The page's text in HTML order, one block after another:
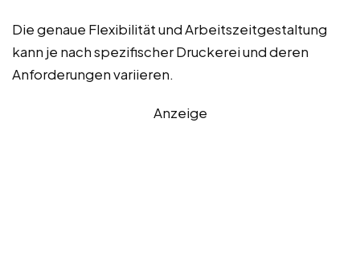
Die genaue Flexibilität und Arbeitszeitgestaltung
kann je nach spezifischer Druckerei und deren
Anforderungen variieren.
Anzeige